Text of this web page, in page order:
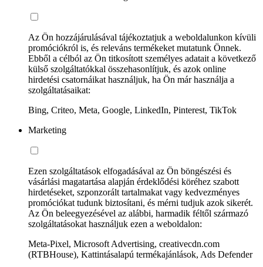
Az Ön hozzájárulásával tájékoztatjuk a weboldalunkon kívüli
promóciókról is, és releváns termékeket mutatunk Önnek.
Ebből a célból az Ön titkosított személyes adatait a következő
külső szolgáltatókkal összehasonlítjuk, és azok online
hirdetési csatornáikat használjuk, ha Ön már használja a
szolgáltatásaikat:
Bing, Criteo, Meta, Google, LinkedIn, Pinterest, TikTok
Marketing
Ezen szolgáltatások elfogadásával az Ön böngészési és
vásárlási magatartása alapján érdeklődési köréhez szabott
hirdetéseket, szponzorált tartalmakat vagy kedvezményes
promóciókat tudunk biztosítani, és mérni tudjuk azok sikerét.
Az Ön beleegyezésével az alábbi, harmadik féltől származó
szolgáltatásokat használjuk ezen a weboldalon:
Meta-Pixel, Microsoft Advertising, creativecdn.com
(RTBHouse), Kattintásalapú termékajánlások, Ads Defender